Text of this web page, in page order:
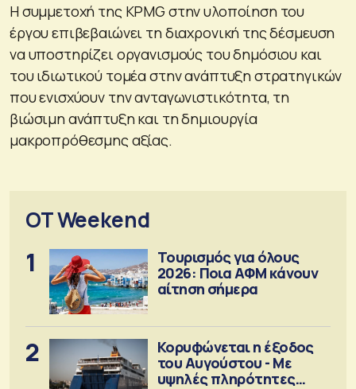
Η συμμετοχή της KPMG στην υλοποίηση του
έργου επιβεβαιώνει τη διαχρονική της δέσμευση
να υποστηρίζει οργανισμούς του δημόσιου και
του ιδιωτικού τομέα στην ανάπτυξη στρατηγικών
που ενισχύουν την ανταγωνιστικότητα, τη
βιώσιμη ανάπτυξη και τη δημιουργία
μακροπρόθεσμης αξίας.
OT Weekend
1
Τουρισμός για όλους
2026: Ποια ΑΦΜ κάνουν
αίτηση σήμερα
2
Κορυφώνεται η έξοδος
του Αυγούστου - Με
υψηλές πληρότητες